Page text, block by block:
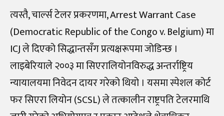
त्यस्तै, चार्ल्स टेलर प्रकरणमा, Arrest Warrant Case
(Democratic Republic of the Congo v. Belgium) मा
ICJ ले दिएको सिद्धान्तसँग प्रत्यक्षरूपमा जोडिन्छ ।
लाइबेरियाले २००३ मा सिएरालियोनविरुद्ध अन्तर्राष्ट्रिय
न्यायालयमा निवेदन दायर गरेको थियो । यसमा स्पेशल कोर्ट
फर सिएरा लियोन (SCSL) ले तत्कालीन राष्ट्रपति टेलरमाथि